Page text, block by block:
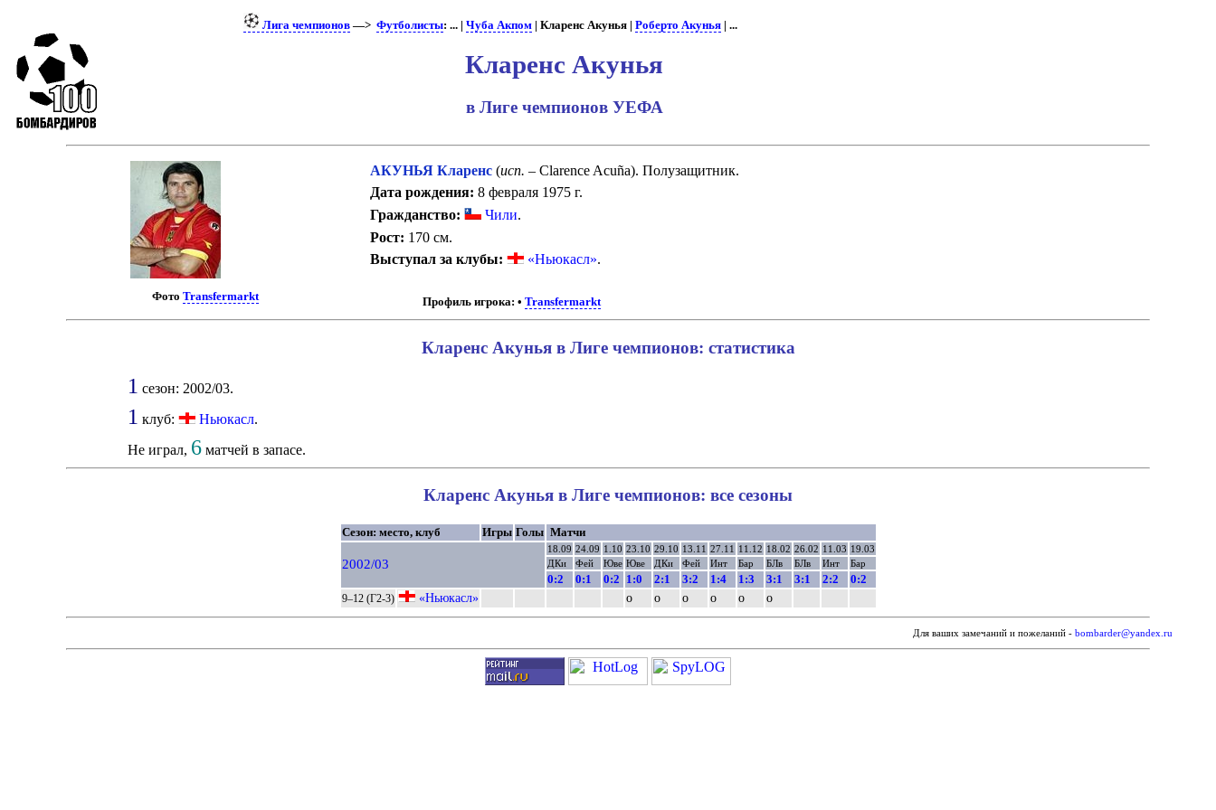
Лига чемпионов—> Футболисты: ... | Чуба Акпом| Кларенс Акунья | Роберто Акунья| ...
Кларенс Акунья
в Лиге чемпионов УЕФА
Фото Transfermarkt
АКУНЬЯ Кларенс (исп. – Clarence Acuña). Полузащитник.
Дата рождения: 8 февраля 1975 г.
Гражданство:
Чили.
Рост: 170 см.
Выступал за клубы:
«Ньюкасл».
Профиль игрока: • Transfermarkt
Кларенс Акунья в Лиге чемпионов: статистика
1 сезон: 2002/03.
1 клуб: Ньюкасл.
Не играл, 6матчей в запасе.
Кларенс Акунья в Лиге чемпионов: все сезоны
Сезон: место, клуб Игры Голы Матчи
2002/03
18.09 24.09 1.10 23.10 29.10 13.11 27.11 11.12 18.02 26.02 11.03 19.03
ДКи
Фей Юве Юве ДКи Фей Инт Бар БЛв БЛв Инт Бар
0:2 0:1 0:2 1:0 2:1 3:2 1:4 1:3 3:1 3:1 2:2 0:2
9–12 (Г2-3) «Ньюкасл» о о о о о о
Для ваших замечаний и пожеланий - bombarder@yandex.ru